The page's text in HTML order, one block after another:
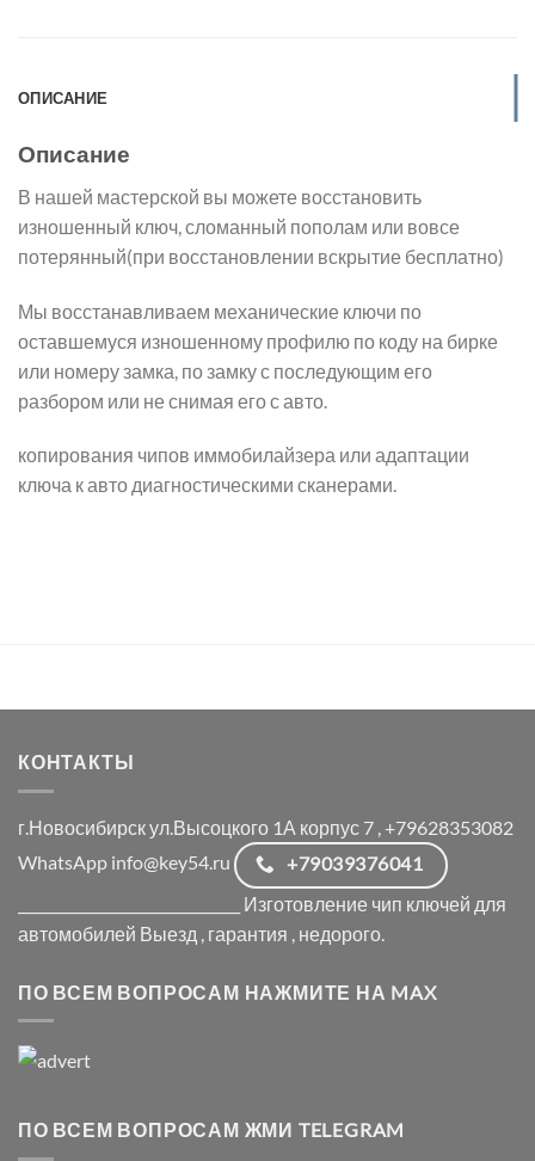
ОПИСАНИЕ
Описание
В нашей мастерской вы можете восстановить
изношенный ключ, сломанный пополам или вовсе
потерянный(при восстановлении вскрытие бесплатно)
Мы восстанавливаем механические ключи по
оставшемуся изношенному профилю по коду на бирке
или номеру замка, по замку с последующим его
разбором или не снимая его с авто.
копирования чипов иммобилайзера или адаптации
ключа к авто диагностическими сканерами.
КОНТАКТЫ
г.Новосибирск ул.Высоцкого 1А корпус 7 , +79628353082
WhatsApp info@key54.ru
+79039376041
_______________________________ Изготовление чип ключей для
автомобилей Выезд , гарантия , недорого.
ПО ВСЕМ ВОПРОСАМ НАЖМИТЕ НА MAX
ПО ВСЕМ ВОПРОСАМ ЖМИ TELEGRAM